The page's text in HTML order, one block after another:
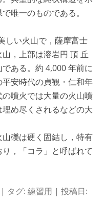
唯一のものである。
しい火山で，薩摩富士
，上部は溶岩円 頂 丘
ある。約 4,000 年前に
安時代の貞観・仁和年
噴火では大量の火山噴
め尽くされるなどの大
礫は硬く固結し，特有
，「コラ」と呼ばれて
| タグ: 練習用 | 投稿日: